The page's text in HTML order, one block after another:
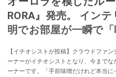
RORA』発売。 イン
明でお部屋が一瞬で「
【イチオシストが投稿】クラウドファ
ーナーがイチオシストとなり、今まで
ーナーです。「手前味噌だけれど本当